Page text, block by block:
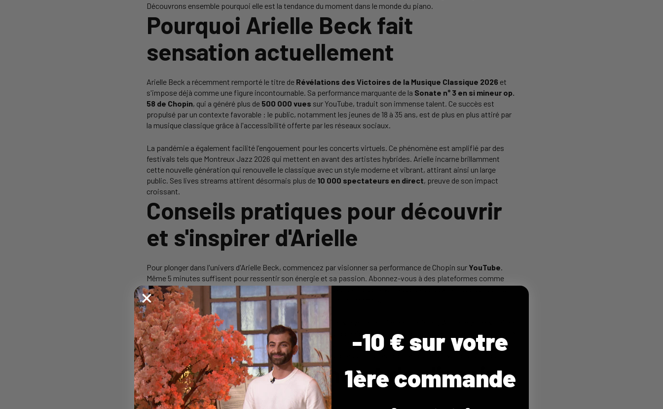
Découvrons ensemble pourquoi elle est la tendance du moment dans le monde du piano.
Pourquoi Arielle Beck fait
sensation actuellement
Arielle Beck a récemment remporté le titre de Révélations des Victoires de la Musique Classique 2026 et
s'impose déjà comme une figure incontournable. Sa performance marquante de la Sonate n° 3 en si mineur op.
58 de Chopin, qui a généré plus de 500 000 vues sur YouTube, traduit son immense talent. Ce succès est
propulsé par un contexte favorable : le public, notamment les jeunes de 18 à 35 ans, est de plus en plus attiré par
la musique classique grâce à l'accessibilité offerte par les réseaux sociaux.
La pandémie a également facilité l'engouement pour les concerts virtuels. Ce phénomène est amplifié par des
festivals tels que Montreux Jazz 2026 qui mettent en avant des artistes hybrides. Arielle incarne brillamment
cette nouvelle génération qui renouvelle le classique avec un style moderne et vibrant, attirant ainsi un large
public. Ses lives streams attirent désormais plus de 10 000 spectateurs en direct, preuve de son impact
croissant.
Conseils pratiques pour découvrir
et s'inspirer d'Arielle
Pour plonger dans l'univers d'Arielle Beck, commencez par visionner sa performance de Chopin sur YouTube
Même 5 minutes suffisent pour ressentir son énergie et sa passion. Abonnez-vous à des plateformes comme
France Musiquesur TikTok et Instagram pour suivre ses actualités et avoir accès à des extraits de concerts.
Activez les notifications pour ne manquer aucune de ses performances.
Si vous êtes pianiste, pourquoi ne pas intégrer ses morceaux à votre routine de pratique ? Apprenez un extrait de
sa Sonate n° 3, en vous concentrant sur les passages plus techniques. Des tutoriels en ligne peuvent vous aider à
améliorer votre toucher en pratiquant 15 minutes par jour. Enfin, n’hésitez pas à partager vos propres covers sur
TikTok avec le hashtag #ArielleBeckChallenge pour rejoindre la communauté et faire grandir votre visibilité.
Les bénéfices concret de s'inspirer
d'Arielle Beck
-10 € sur votre
1ère commande